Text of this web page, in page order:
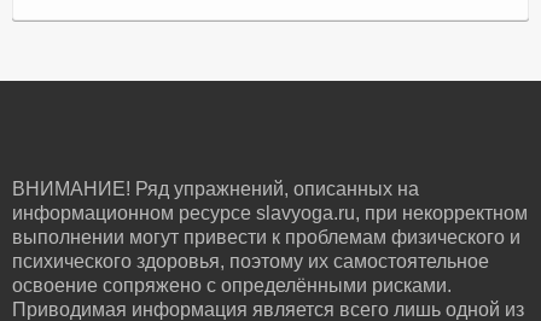
ВНИМАНИЕ! Ряд упражнений, описанных на
информационном ресурсе slavyoga.ru, при некорректном
выполнении могут привести к проблемам физического и
психического здоровья, поэтому их самостоятельное
освоение сопряжено с определёнными рисками.
Приводимая информация является всего лишь одной из